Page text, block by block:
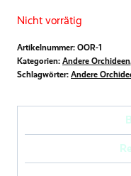
Nicht vorrätig
Artikelnummer: OOR-1
Kategorien: Andere Orchideen
Schlagwörter: Andere